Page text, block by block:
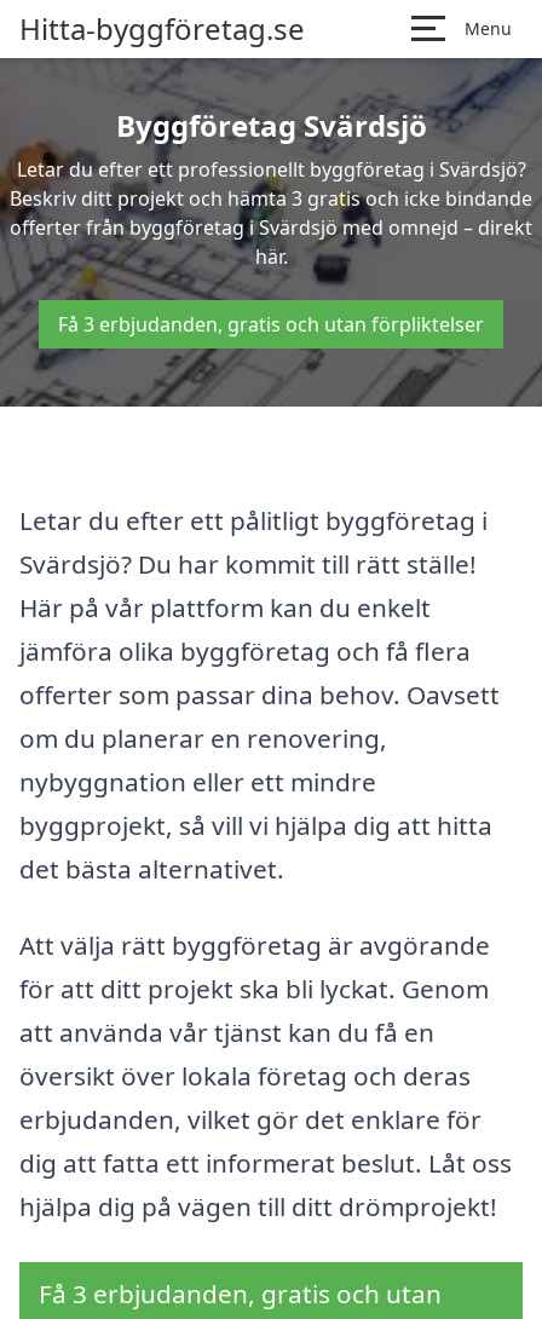
Hitta-byggföretag.se Menu
Byggföretag Svärdsjö
Letar du efter ett professionellt byggföretag i Svärdsjö?
Beskriv ditt projekt och hämta 3 gratis och icke bindande
offerter från byggföretag i Svärdsjö med omnejd – direkt
här.
Få 3 erbjudanden, gratis och utan förpliktelser
Letar du efter ett pålitligt byggföretag i
Svärdsjö? Du har kommit till rätt ställe!
Här på vår plattform kan du enkelt
jämföra olika byggföretag och få flera
offerter som passar dina behov. Oavsett
om du planerar en renovering,
nybyggnation eller ett mindre
byggprojekt, så vill vi hjälpa dig att hitta
det bästa alternativet.
Att välja rätt byggföretag är avgörande
för att ditt projekt ska bli lyckat. Genom
att använda vår tjänst kan du få en
översikt över lokala företag och deras
erbjudanden, vilket gör det enklare för
dig att fatta ett informerat beslut. Låt oss
hjälpa dig på vägen till ditt drömprojekt!
Få 3 erbjudanden, gratis och utan